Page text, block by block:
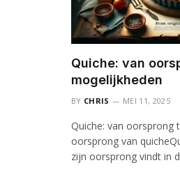
Quiche: van
mogelijkheden
BY CHRIS MEI 11, 2025
Quiche: van oorsprong
oorsprong van
zijn oorsprong vindt in